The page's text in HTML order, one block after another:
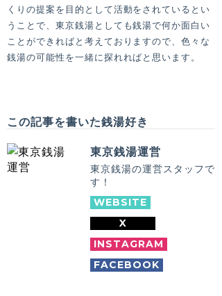
くりの提案を目的として活動をされているとい
うことで、東京銭湯としても銭湯で何か面白い
ことができればと考えておりますので、色々な
銭湯の可能性を一緒に探れればと思います。
この記事を書いた銭湯好き
東京銭湯運営
東京銭湯の運営スタッフで
す！
WEBSITE
X
INSTAGRAM
FACEBOOK